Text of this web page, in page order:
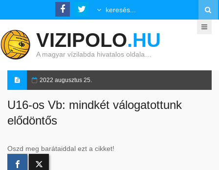
VIZIPOLO.HU
A magyar vízilabda hivatalos oldala…
2022 augusztus 25.
U16-os Vb: mindkét válogatottunk
elődöntős
Oszd meg barátaiddal ezt a cikket!